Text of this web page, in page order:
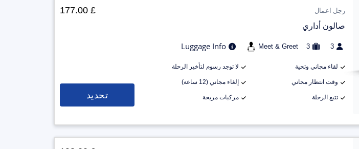
رجل اعمال
صالون أداري
3
3
Meet & Greet
Luggage Info
لقاء مجاني وتحية لا توجد رسوم لتأخير الرحلة
وقت انتظار مجاني إلغاء مجاني (12 ساعة)
تتبع الرحلة مركبات مريحة
£ 177.00
تحديد